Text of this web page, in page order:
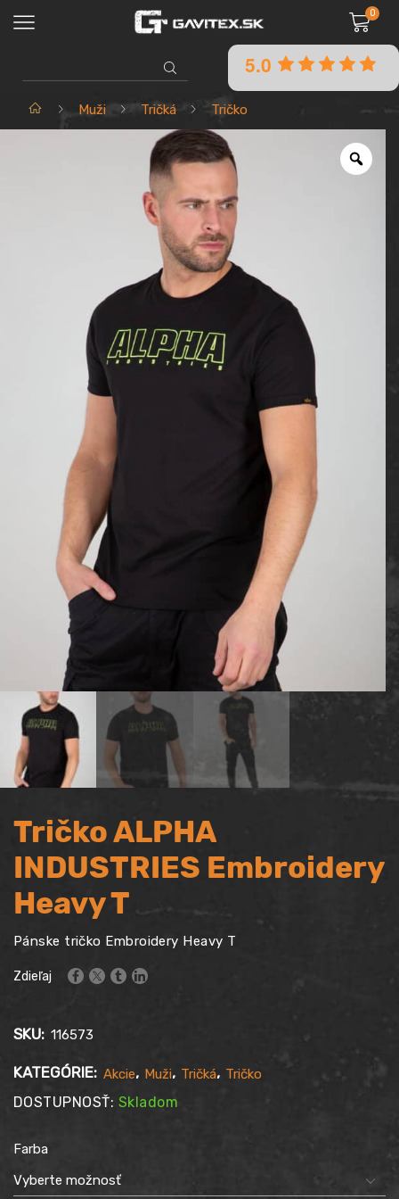
0
SEARCH
5.0
Domov Muži Tričká Tričko
Tričko ALPHA
INDUSTRIES Embroidery
Heavy T
Pánske tričko Embroidery Heavy T
Zdieľaj
SKU: 116573
KATEGÓRIE: Akcie, Muži, Tričká, Tričko
DOSTUPNOSŤ: Skladom
Farba